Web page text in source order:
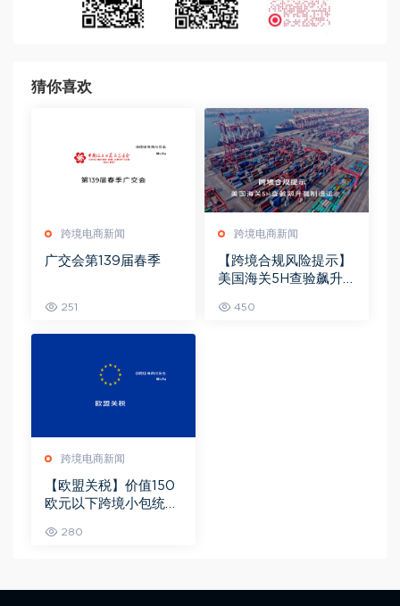
猜你喜欢
跨境电商新闻
广交会第139届春季
251
跨境电商新闻
【跨境合规风险提示】
美国海关5H查验飙升
450
跨境电商新闻
【欧盟关税】价值150
欧元以下跨境小包统一
280